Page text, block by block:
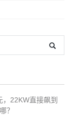
22KW直接飙到
？